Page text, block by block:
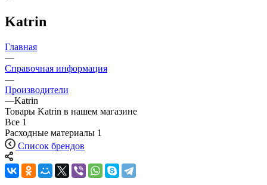
Katrin
Главная
—
Справочная информация
—
Производители
—Katrin
Товары Katrin в нашем магазине
Все 1
Расходные материалы 1
Список брендов